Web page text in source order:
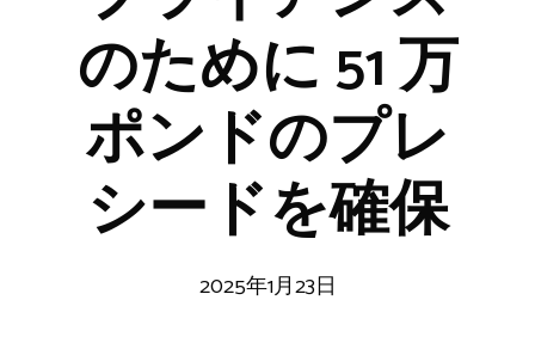
のために 51 万
ポンドのプレ
シードを確保
2025年1月23日